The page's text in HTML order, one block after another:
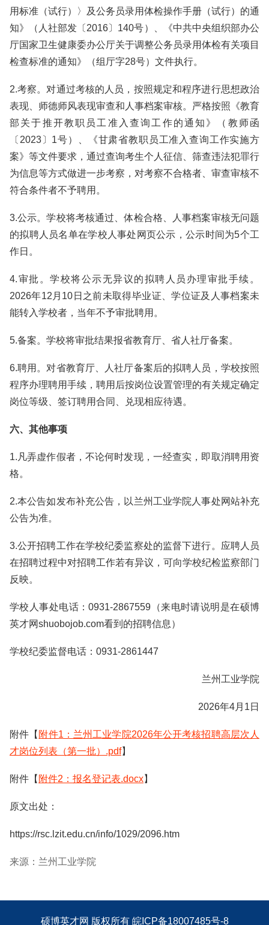
用标准（试行）〉及公务员录用体检操作手册（试行）的通
知》（人社部发〔2016〕140号）、《中共中央组织部办公
厅国家卫生健康委办公厅关于调整公务员录用体检有关项目
检查标准的通知》（组厅字28号）文件执行。
2.考察。对通过考核的人员，按照规定和程序进行思想政治
表现、师德师风表现审查和人事档案审核。严格按照《教育
部关于推开教职员工准入查询工作的通知》（教师函
〔2023〕1号）、《甘肃省教职员工准入查询工作实施方
案》等文件要求，通过查询考生个人征信、筛查违法犯罪行
为信息等方式做进一步考察，对考察不合格者、审查审核不
符合条件者不予聘用。
3.公示。学校将考核通过、体检合格、人事档案审核无问题
的拟聘人员名单在学校人事处网页公示，公示时间为5个工
作日。
4.审批。学校将公示无异议的拟聘人员办理审批手续。
2026年12月10日之前未取得毕业证、学位证及人事档案未
能转入学校者，当年不予审批聘用。
5.备案。学校将审批结果报省教育厅、省人社厅备案。
6.聘用。对省教育厅、人社厅备案后的拟聘人员，学校按照
程序办理聘用手续，聘用后按岗位设置管理的有关规定确定
岗位等级、签订聘用合同、兑现相应待遇。
六、其他事项
1.凡弄虚作假者，不论何时发现，一经查实，即取消聘用资
格。
2.本公告如发布补充公告，以兰州工业学院人事处网站补充
公告为准。
3.公开招聘工作在学校纪委监察处的监督下进行。应聘人员
在招聘过程中对招聘工作若有异议，可向学校纪检监察部门
反映。
学校人事处电话：0931-2867559（来电时请说明是在硕博
英才网shuobojob.com看到的招聘信息）
学校纪委监督电话：0931-2861447
兰州工业学院
2026年4月1日
附件【 附件1：兰州工业学院2026年公开考核招聘高层次人
才岗位列表（第一批）.pdf】
附件【 附件2：报名登记表.docx】
原文出处：
https://rsc.lzit.edu.cn/info/1029/2096.htm
来源：兰州工业学院
硕博英才网 版权所有 皖ICP备18007485号-8